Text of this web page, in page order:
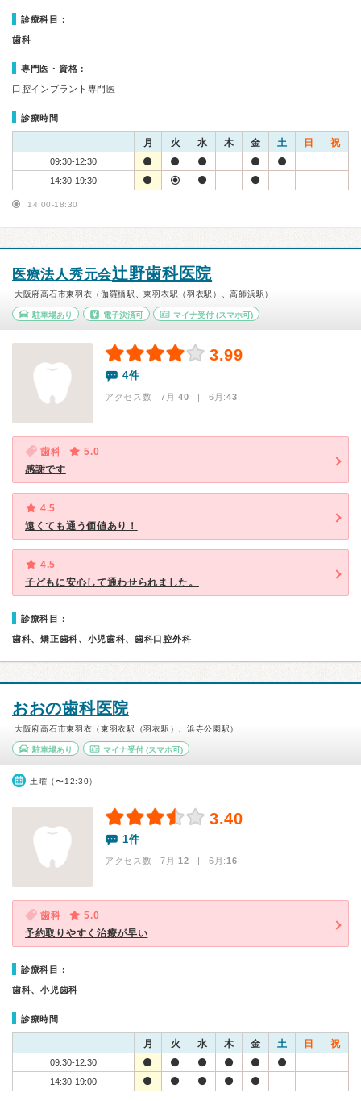
診療科目：
歯科
専門医・資格：
口腔インプラント専門医
診療時間
月 火 水 木 金 土 日 祝
09:30-12:30
14:30-19:30
14:00-18:30
医療法人秀元会辻野歯科医院
大阪府高石市東羽衣（伽羅橋駅、東羽衣駅（羽衣駅）、高師浜駅）
駐車場あり 電子決済可 マイナ受付 (スマホ可)
3.99
4件
アクセス数 7月:40 | 6月:43
歯科
5.0
感謝です
4.5
遠くても通う価値あり！
4.5
子どもに安心して通わせられました。
診療科目：
歯科、矯正歯科、小児歯科、歯科口腔外科
おおの歯科医院
大阪府高石市東羽衣（東羽衣駅（羽衣駅）、浜寺公園駅）
駐車場あり マイナ受付(スマホ可)
土曜（〜12:30）
3.40
1件
アクセス数 7月:12 | 6月:16
歯科
5.0
予約取りやすく治療が早い
診療科目：
歯科、小児歯科
診療時間
月 火 水 木 金 土 日 祝
09:30-12:30
14:30-19:00